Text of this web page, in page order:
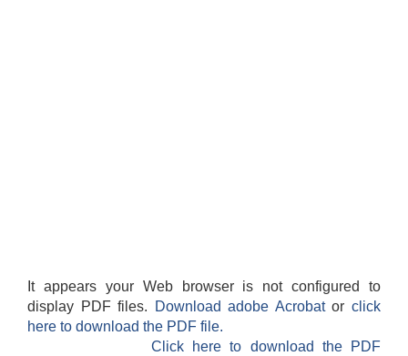
It appears your Web browser is not configured to
display PDF files.
Download adobe Acrobatorclick
here to download the PDF file.
Click here to download the PDF